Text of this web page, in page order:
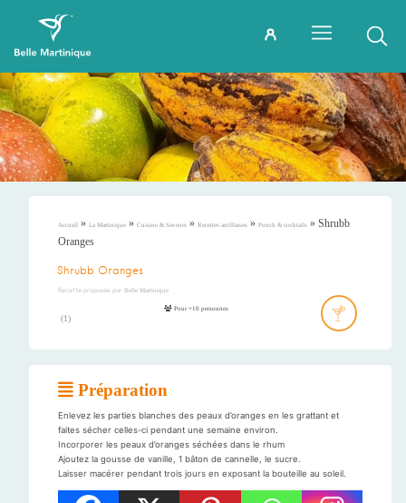
Accueil » La Martinique » Cuisine & Saveurs » Recettes antillaises » Punch & cocktails » Shrubb
Oranges
Shrubb Oranges
Recette proposée par Belle Martinique
(1)
Pour +10 personnes
Préparation
Enlevez les parties blanches des peaux d’oranges en les grattant et
faites sécher celles-ci pendant une semaine environ.
Incorporer les peaux d’oranges séchées dans le rhum
Ajoutez la gousse de vanille, 1 bâton de cannelle, le sucre.
Laisser macérer pendant trois jours en exposant la bouteille au soleil.